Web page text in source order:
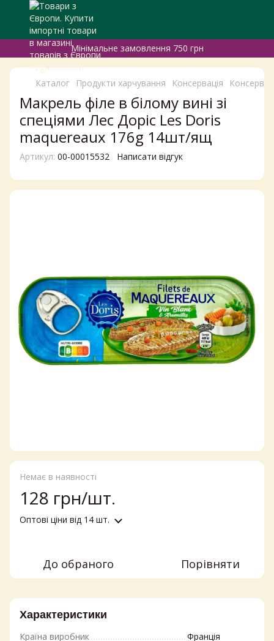
Мінімальне замовлення 750 грн
Каталог Продукти харчування Консервація
Макрель філе в білому вині зі
спеціями Лес Доріс Les Doris
maquereaux 176g 14шт/ящ
Артикул: 00-00015532 Написати відгук
Немає в наявності
128 грн/шт.
Оптові ціни від 14 шт.
До обраного Порівняти
Характеристики
Країна виробник Франція